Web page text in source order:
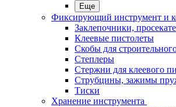
Еще
Фиксирующий инструмент и
Заклепочники,
Клеевые пистолеты
Скобы для
Степлеры
Стержни для клеевого
Струбцины, зажимы
Тиски
Хранение инструмента